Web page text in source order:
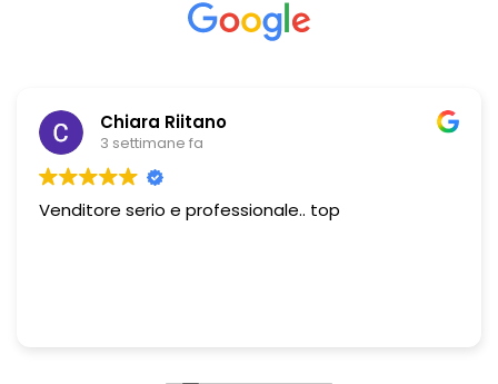
Chiara Riitano
3 settimane fa
Venditore serio e professionale.. top